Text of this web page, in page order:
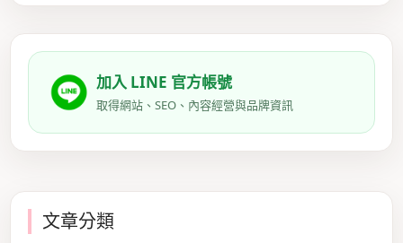
加入 LINE 官方帳號
取得網站、SEO、內容經營與品牌資訊
文章分類